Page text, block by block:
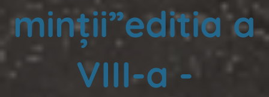
minții”editia a
VIII-a -